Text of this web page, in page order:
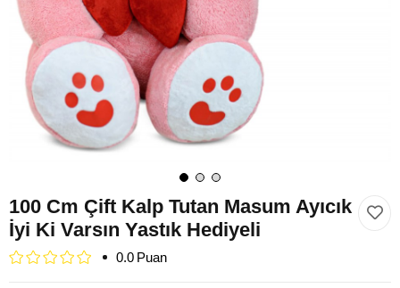
100 Cm Çift Kalp Tutan Masum Ayıcık
İyi Ki Varsın Yastık Hediyeli
0.0